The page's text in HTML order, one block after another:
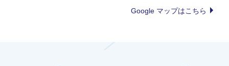
Google マップはこちら